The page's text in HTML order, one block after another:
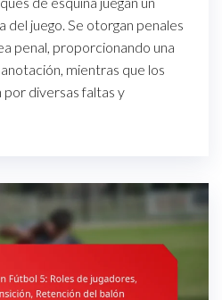
del juego. Se otorgan penales
penal, proporcionando una
mientras que los
diversas faltas y